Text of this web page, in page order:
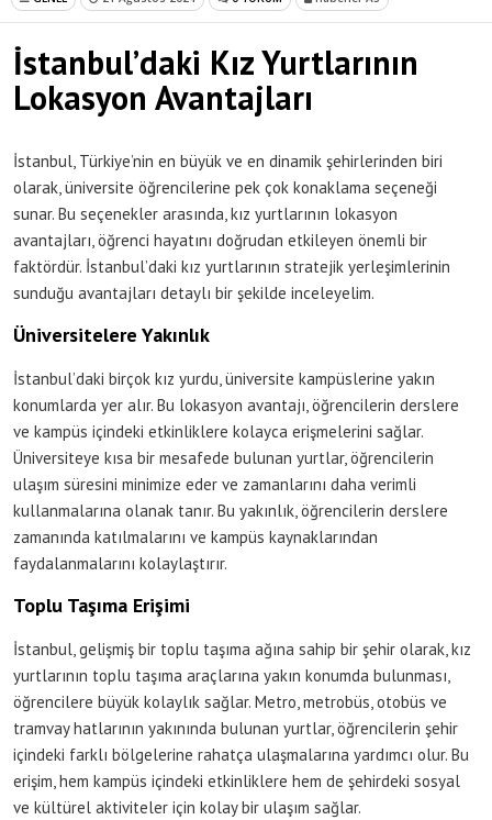
İstanbul’daki Kız Yurtlarının
Lokasyon Avantajları
İstanbul, Türkiye’nin en büyük ve en dinamik şehirlerinden biri
olarak, üniversite öğrencilerine pek çok konaklama seçeneği
sunar. Bu seçenekler arasında, kız yurtlarının lokasyon
avantajları, öğrenci hayatını doğrudan etkileyen önemli bir
faktördür. İstanbul’daki kız yurtlarının stratejik yerleşimlerinin
sunduğu avantajları detaylı bir şekilde inceleyelim.
Üniversitelere Yakınlık
İstanbul’daki birçok kız yurdu, üniversite kampüslerine yakın
konumlarda yer alır. Bu lokasyon avantajı, öğrencilerin derslere
ve kampüs içindeki etkinliklere kolayca erişmelerini sağlar.
Üniversiteye kısa bir mesafede bulunan yurtlar, öğrencilerin
ulaşım süresini minimize eder ve zamanlarını daha verimli
kullanmalarına olanak tanır. Bu yakınlık, öğrencilerin derslere
zamanında katılmalarını ve kampüs kaynaklarından
faydalanmalarını kolaylaştırır.
Toplu Taşıma Erişimi
İstanbul, gelişmiş bir toplu taşıma ağına sahip bir şehir olarak, kız
yurtlarının toplu taşıma araçlarına yakın konumda bulunması,
öğrencilere büyük kolaylık sağlar. Metro, metrobüs, otobüs ve
tramvay hatlarının yakınında bulunan yurtlar, öğrencilerin şehir
içindeki farklı bölgelerine rahatça ulaşmalarına yardımcı olur. Bu
erişim, hem kampüs içindeki etkinliklere hem de şehirdeki sosyal
ve kültürel aktiviteler için kolay bir ulaşım sağlar.